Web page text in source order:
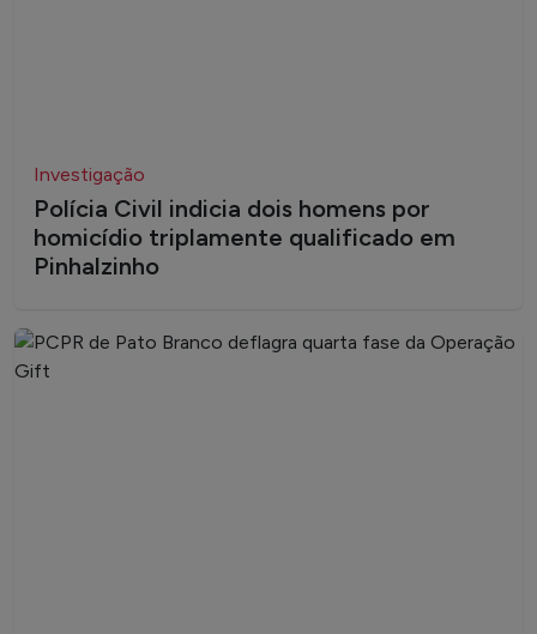
Investigação
Polícia Civil indicia dois homens por
homicídio triplamente qualificado em
Pinhalzinho